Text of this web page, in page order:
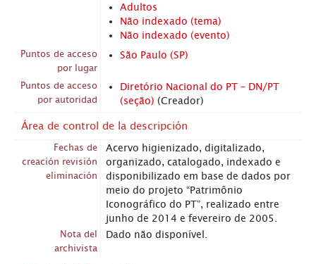
Adultos
Não indexado (tema)
Não indexado (evento)
Puntos de acceso
por lugar
São Paulo (SP)
Puntos de acceso
por autoridad
Diretório Nacional do PT – DN/PT
(seção) (Creador)
Área de control de la descripción
Fechas de
creación revisión
eliminación
Acervo higienizado, digitalizado,
organizado, catalogado, indexado e
disponibilizado em base de dados por
meio do projeto “Patrimônio
Iconográfico do PT”, realizado entre
junho de 2014 e fevereiro de 2005.
Nota del
archivista
Dado não disponível.